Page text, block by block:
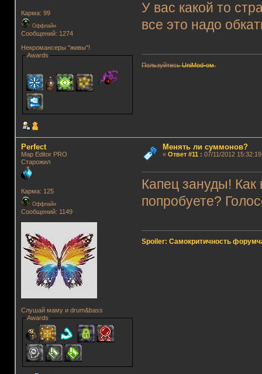
Карма: 99
Оффлайн
Сообщений: 1274
Некромансеры "живы"!
Awards
У вас какой то
все это надо
ПользуйтесьUniMod-ом.
Perfect
Map Editor PRO
Старожил
Карма: 125
Оффлайн
Сообщений: 1149
Слушай маму и drum&bass
Awards
Менять ли суммонов?
« Ответ #11 : 07/11/2012
Капец зануды!
попробуете?
Spoiler: Самокритичность